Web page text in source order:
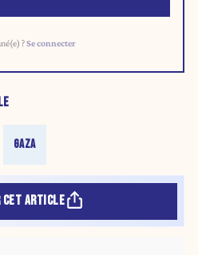
?Se connecter
GAZA
CET ARTICLE